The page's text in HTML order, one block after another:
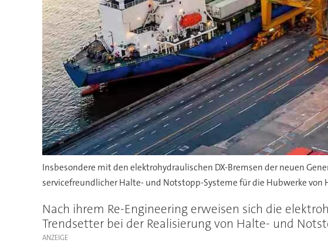
Insbesondere mit den elektrohydraulischen DX-Bremsen der neuen
servicefreundlicher Halte- und Notstopp-Systeme für die Hubwerke von
Nach ihrem Re-Engineering erweisen sich die
Trendsetter bei der Realisierung von Halte- und
ANZEIGE